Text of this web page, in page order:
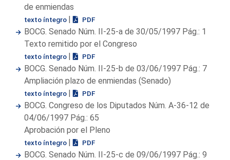
de enmiendas
texto íntegro | PDF
BOCG. Senado Núm. II-25-a de 30/05/1997 Pág.: 1
Texto remitido por el Congreso
texto íntegro | PDF
BOCG. Senado Núm. II-25-b de 03/06/1997 Pág.: 7
Ampliación plazo de enmiendas (Senado)
texto íntegro | PDF
BOCG. Congreso de los Diputados Núm. A-36-12 de
04/06/1997 Pág.: 65
Aprobación por el Pleno
texto íntegro | PDF
BOCG. Senado Núm. II-25-c de 09/06/1997 Pág.: 9